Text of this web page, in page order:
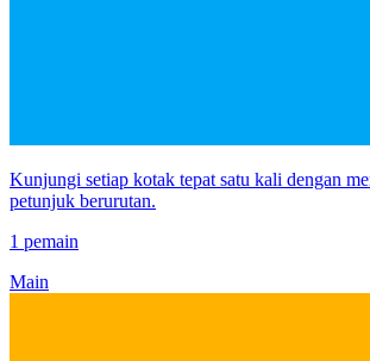
Kunjungi setiap kotak tepat satu kali dengan
petunjuk berurutan.
1 pemain
Main